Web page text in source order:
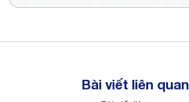
Bài viết liên quan